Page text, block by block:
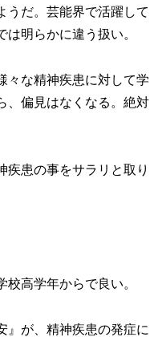
うだ。芸能界で活躍して
明らかに違う扱い。
々な精神疾患に対して学
、偏見はなくなる。絶対
疾患の事をサラリと取り
高学年からで良い。
』が、精神疾患の発症に